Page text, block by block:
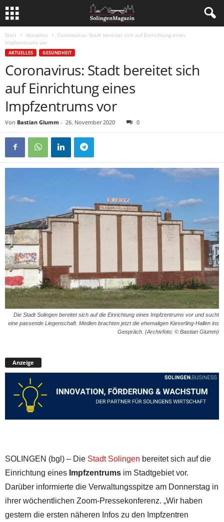
Start Aktuelles
Coronavirus: Stadt bereitet sich auf Einrichtung eines
Impfzentrums vor
AKTUELLES GESUNDHEIT
Coronavirus: Stadt bereitet sich
auf Einrichtung eines
Impfzentrums vor
Von Bastian Glumm - 26. November 2020 0
Die Stadt Solingen bereitet sich auf die Einrichtung eines Impfzentrums vor und sucht
eine passende Liegenschaft. Medien brachten jetzt die ehemaligen Kieserling-Hallen ins
Gespräch. (Archivfoto: © Bastian Glumm)
Anzeige
SOLINGEN (bgl) – Die Stadt Solingen bereitet sich auf die
Einrichtung eines Impfzentrums im Stadtgebiet vor.
Darüber informierte die Verwaltungsspitze am Donnerstag in
ihrer wöchentlichen Zoom-Pressekonferenz. „Wir haben
gestern die ersten näheren Infos zu den Impfzentren